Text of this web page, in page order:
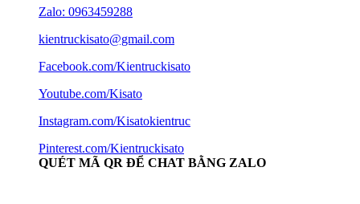
Zalo: 0963459288
kientruckisato@gmail.com
Facebook.com/Kientruckisato
Youtube.com/Kisato
Instagram.com/Kisatokientruc
Pinterest.com/Kientruckisato
QUÉT MÃ QR ĐỂ CHAT BẰNG ZALO